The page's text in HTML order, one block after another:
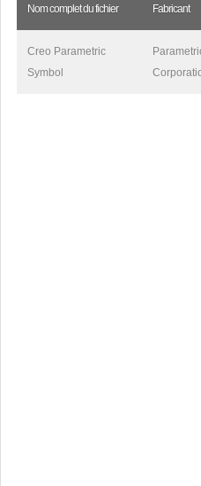
Nom complet du fichier Fabricant
Creo Parametric
Symbol